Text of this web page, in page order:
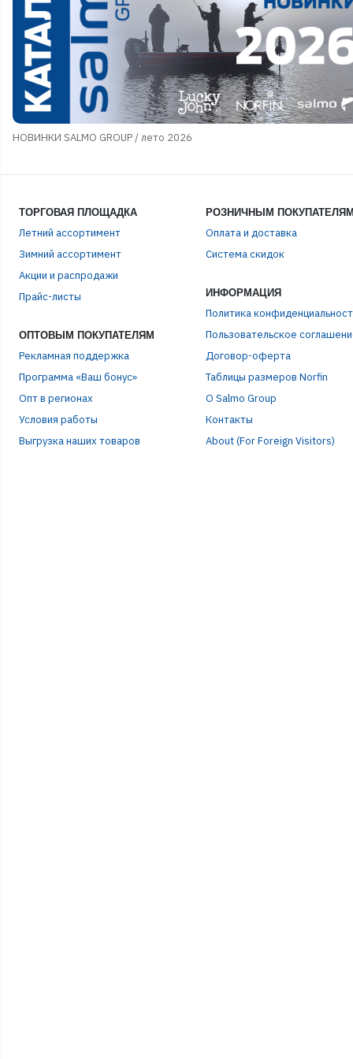
НОВИНКИ SALMO GROUP / лето 2026
ТОРГОВАЯ ПЛОЩАДКА
Летний ассортимент
Зимний ассортимент
Акции и распродажи
Прайс-листы
ОПТОВЫМ ПОКУПАТЕЛЯМ
Рекламная поддержка
Программа «Ваш бонус»
Опт в регионах
Условия работы
Выгрузка наших товаров
РОЗНИЧНЫМ
Оплата и доставка
Система скидок
ИНФОРМАЦИЯ
Политика
Пользовательское
Договор-оферта
Таблицы размеров Norfin
О Salmo Group
Контакты
About (For Foreign Visitors)